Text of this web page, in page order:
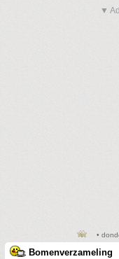
▼
•
Bomenverzameling